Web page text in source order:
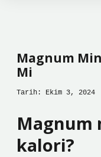
Magnum
Mi
Tarih: Ekim 3, 2024
Magnum
kalori?